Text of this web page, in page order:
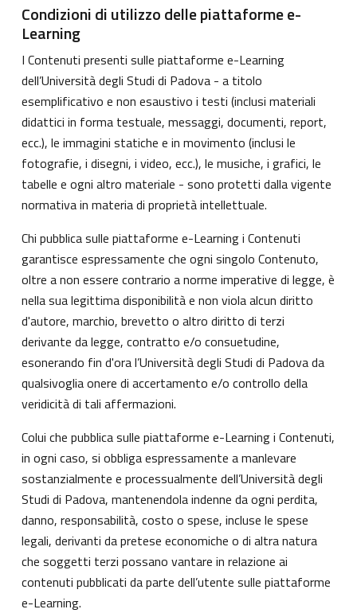
Condizioni di utilizzo delle piattaforme e-
Learning
I Contenuti presenti sulle piattaforme e-Learning
dell’Università degli Studi di Padova - a titolo
esemplificativo e non esaustivo i testi (inclusi materiali
didattici in forma testuale, messaggi, documenti, report,
ecc.), le immagini statiche e in movimento (inclusi le
fotografie, i disegni, i video, ecc.), le musiche, i grafici, le
tabelle e ogni altro materiale - sono protetti dalla vigente
normativa in materia di proprietà intellettuale.
Chi pubblica sulle piattaforme e-Learning i Contenuti
garantisce espressamente che ogni singolo Contenuto,
oltre a non essere contrario a norme imperative di legge, è
nella sua legittima disponibilità e non viola alcun diritto
d'autore, marchio, brevetto o altro diritto di terzi
derivante da legge, contratto e/o consuetudine,
esonerando fin d'ora l’Università degli Studi di Padova da
qualsivoglia onere di accertamento e/o controllo della
veridicità di tali affermazioni.
Colui che pubblica sulle piattaforme e-Learning i Contenuti,
in ogni caso, si obbliga espressamente a manlevare
sostanzialmente e processualmente dell’Università degli
Studi di Padova, mantenendola indenne da ogni perdita,
danno, responsabilità, costo o spese, incluse le spese
legali, derivanti da pretese economiche o di altra natura
che soggetti terzi possano vantare in relazione ai
contenuti pubblicati da parte dell’utente sulle piattaforme
e-Learning.